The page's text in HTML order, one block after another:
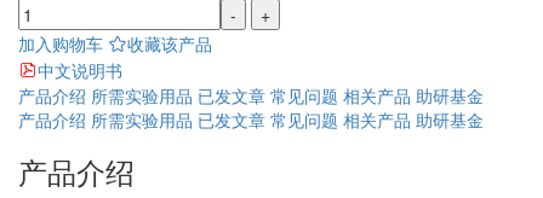
-
+
加入购物车
收藏该产品
中文说明书
产品介绍 所需实验用品 已发文章 常见问题 相关产品 助研基金
产品介绍 所需实验用品 已发文章 常见问题 相关产品 助研基金
产品介绍